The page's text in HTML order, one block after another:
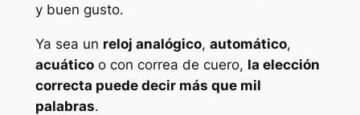
y buen gusto.
Ya sea un reloj analógico, automático,
acuáticoo con correa de cuero, la elección
correcta puede decir más que mil
palabras.